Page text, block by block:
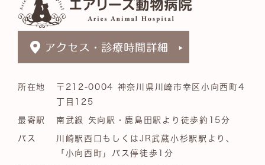
所在地
〒212-0004 神奈川県川崎市幸区小向西町4
丁目125
最寄駅 南武線 矢向駅・鹿島田駅より徒歩約15分
バス
川崎駅西口もしくはJR武蔵小杉駅駅より、
「小向西町」バス停徒歩1分